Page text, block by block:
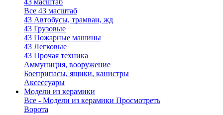
43 масштаб
Все 43 масштаб
43 Автобусы, трамваи, жд
43 Грузовые
43 Пожарные машины
43 Легковые
43 Прочая техника
Аммуниция, вооружение
Боеприпасы, ящики, канистры
Аксессуары
Модели из керамики
Все - Модели из керамики Просмотреть
Ворота